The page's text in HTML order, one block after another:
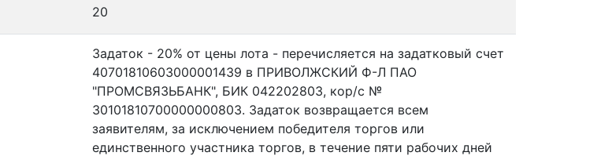
20
Задаток - 20% от цены лота - перечисляется на задатковый счет
40701810603000001439 в ПРИВОЛЖСКИЙ Ф-Л ПАО
"ПРОМСВЯЗЬБАНК", БИК 042202803, кор/с №
30101810700000000803. Задаток возвращается всем
заявителям, за исключением победителя торгов или
единственного участника торгов, в течение пяти рабочих дней